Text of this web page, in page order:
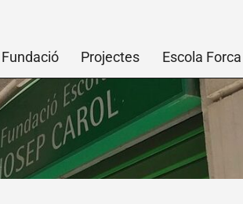
Fundació Projectes Escola Forca